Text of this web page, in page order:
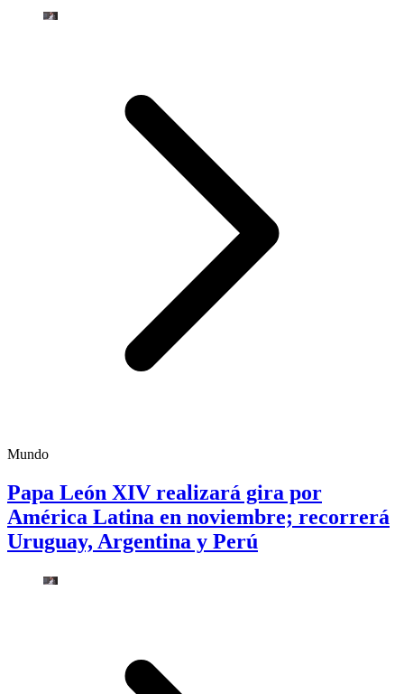
Mundo
Papa León XIV realizará gira por
América Latina en noviembre; recorrerá
Uruguay, Argentina y Perú